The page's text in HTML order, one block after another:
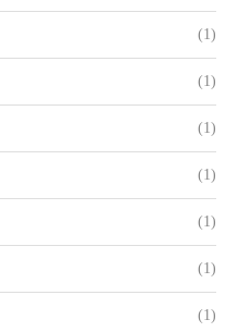
(1)
(1)
(1)
(1)
(1)
(1)
(1)